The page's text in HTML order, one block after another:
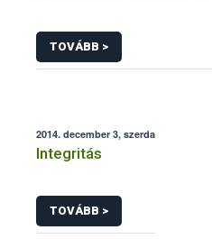
TOVÁBB >
2014. december 3, szerda
Integritás
TOVÁBB >